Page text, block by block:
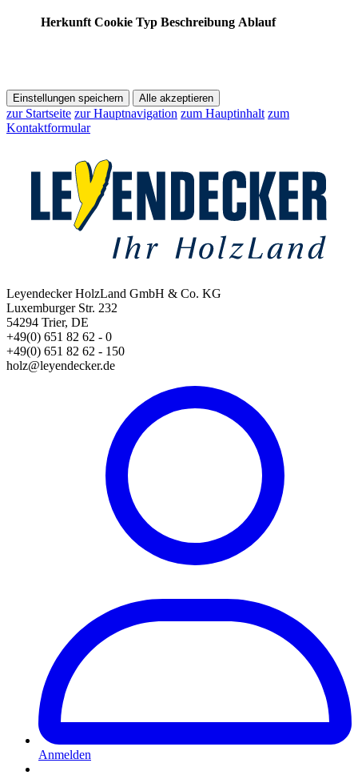
Herkunft Cookie Typ Beschreibung Ablauf
Einstellungen speichern Alle akzeptieren
zur Startseite zur Hauptnavigation zum Hauptinhalt zum
Kontaktformular
Leyendecker HolzLand GmbH & Co. KG
Luxemburger Str. 232
54294 Trier, DE
+49(0) 651 82 62 - 0
+49(0) 651 82 62 - 150
holz@leyendecker.de
Anmelden